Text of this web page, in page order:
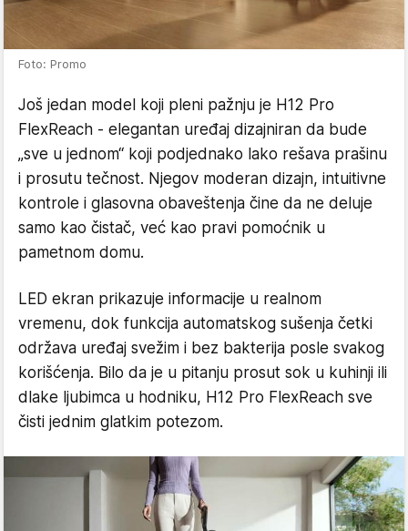
Foto: Promo
Još jedan model koji pleni pažnju je H12 Pro
FlexReach - elegantan uređaj dizajniran da bude
„sve u jednom“ koji podjednako lako rešava prašinu
i prosutu tečnost. Njegov moderan dizajn, intuitivne
kontrole i glasovna obaveštenja čine da ne deluje
samo kao čistač, već kao pravi pomoćnik u
pametnom domu.
LED ekran prikazuje informacije u realnom
vremenu, dok funkcija automatskog sušenja četki
održava uređaj svežim i bez bakterija posle svakog
korišćenja. Bilo da je u pitanju prosut sok u kuhinji ili
dlake ljubimca u hodniku, H12 Pro FlexReach sve
čisti jednim glatkim potezom.